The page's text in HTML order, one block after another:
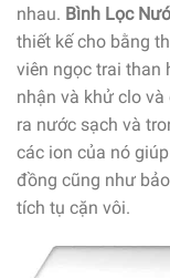
nhau. Bình Lọc
thiết kế cho bằng
viên ngọc trai than
nhận và khử clo và
ra nước sạch và
các ion của nó
đồng cũng như
tích tụ cặn vôi.